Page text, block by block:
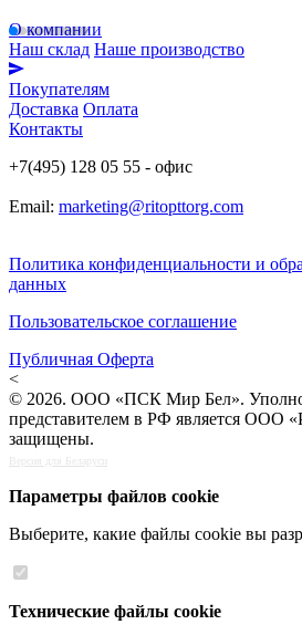
О компании
Наш склад Наше производство
Покупателям
Доставка Оплата
Контакты
+7(495) 128 05 55 - офис
Email: marketing@ritopttorg.com
Политика конфиденциальности и
данных
Пользовательское соглашение
Публичная Оферта
<
© 2026. ООО «ПСК Мир Бел».
представителем в РФ является ООО
защищены.
Версия для Беларуси
Параметры файлов cookie
Выберите, какие файлы cookie вы
Технические файлы cookie